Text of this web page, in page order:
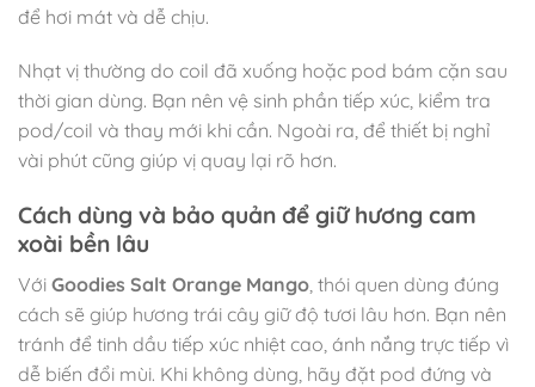
để hơi mát và dễ chịu.
Nhạt vị thường do coil đã xuống hoặc pod bám cặn sau
thời gian dùng. Bạn nên vệ sinh phần tiếp xúc, kiểm tra
pod/coil và thay mới khi cần. Ngoài ra, để thiết bị nghỉ
vài phút cũng giúp vị quay lại rõ hơn.
Cách dùng và bảo quản để giữ hương cam
xoài bền lâu
Với Goodies Salt Orange Mango , thói quen dùng đúng
cách sẽ giúp hương trái cây giữ độ tươi lâu hơn. Bạn nên
tránh để tinh dầu tiếp xúc nhiệt cao, ánh nắng trực tiếp vì
dễ biến đổi mùi. Khi không dùng, hãy đặt pod đứng và